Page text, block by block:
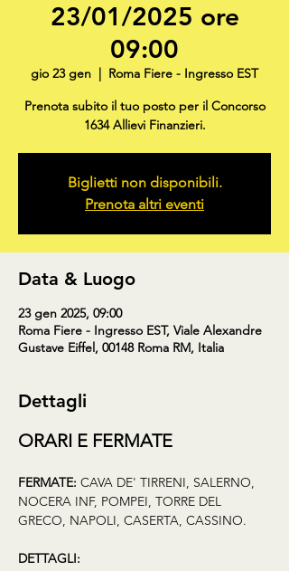
23/01/2025 ore
09:00
gio 23 gen
  |
Roma Fiere - Ingresso EST
Prenota subito il tuo posto per il Concorso
1634 Allievi Finanzieri.
Biglietti non disponibili.
Prenota altri eventi
Data & Luogo
23 gen 2025, 09:00
Roma Fiere - Ingresso EST, Viale Alexandre
Gustave Eiffel, 00148 Roma RM, Italia
Dettagli
ORARI E FERMATE
FERMATE: CAVA DE' TIRRENI, SALERNO,
NOCERA INF, POMPEI, TORRE DEL
GRECO, NAPOLI, CASERTA, CASSINO.
DETTAGLI: